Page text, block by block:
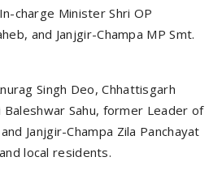
charge Minister Shri OP
and Janjgir-Champa MP Smt.
Singh Deo, Chhattisgarh
Baleshwar Sahu, former Leader of
Janjgir-Champa Zila Panchayat
local residents.